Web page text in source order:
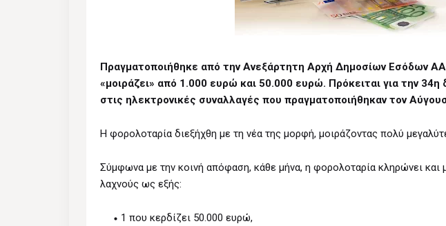
Πραγματοποιήθηκε από την Ανεξάρτητη Αρχή Δημοσίων Εσόδων
«μοιράζει» από 1.000 ευρώ και 50.000 ευρώ. Πρόκειται για την
στις ηλεκτρονικές συναλλαγές που πραγματοποιήθηκαν τον
Η φορολοταρία διεξήχθη με τη νέα της μορφή, μοιράζοντας πολύ
Σύμφωνα με την κοινή απόφαση, κάθε μήνα, η φορολοταρία κληρώνει και
λαχνούς ως εξής:
1 που κερδίζει 50.000 ευρώ,